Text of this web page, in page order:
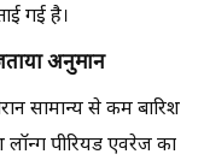
गई है।
अनुमान
सामान्य से कम बारिश
लॉन्ग पीरियड एवरेज का